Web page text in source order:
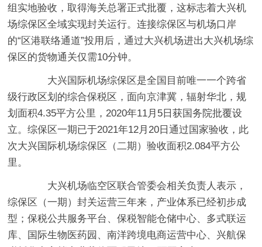
组实地验收，取得海关总署正式批覆，这标志着大兴机
场综保区全域实现封关运行。连接综保区与机场口岸
的“区港联络通道”投用后，通过大兴机场进出大兴机场综
保区的货物通关仅需10分钟。
大兴国际机场综保区是全国目前唯一一个跨省
级行政区划的综合保税区，面向京津冀，辐射华北，规
划面积4.35平方公里，2020年11月5日获国务院批覆设
立。综保区一期已于2021年12月20日通过国家验收，此
次大兴国际机场综保区（二期）验收面积2.084平方公
里。
大兴机场临空区联合管委会相关负责人表示，
综保区（一期）封关运营三年来，产业体系已经初步成
型；保税公共服务平台、保税智能仓储中心、多式联运
库、国际生物医药园、南洋跨境电商运营中心、兴航保